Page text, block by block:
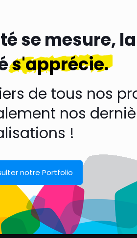
se mesure, la
s'apprécie.
de tous nos
nos
!
notre Portfolio